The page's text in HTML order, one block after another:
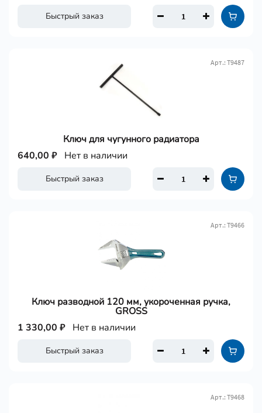
Быстрый заказ
Ключ для чугунного радиатора
Арт.: Т9487
Быстрый заказ
640,00 ₽ Нет в наличии
Ключ разводной 120 мм, укороченная ручка,
GROSS
Арт.: Т9466
Быстрый заказ
1 330,00 ₽ Нет в наличии
Арт.: Т9468